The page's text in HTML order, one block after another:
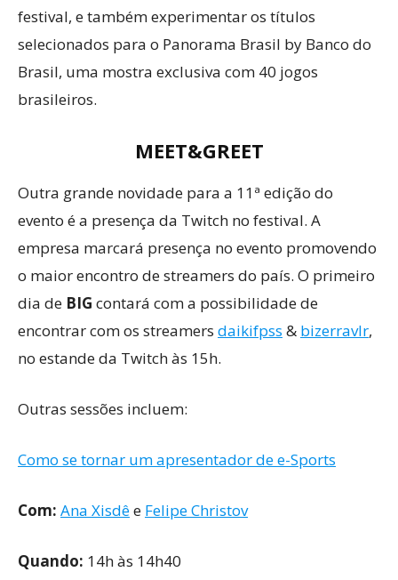
festival, e também experimentar os títulos
selecionados para o Panorama Brasil by Banco do
Brasil, uma mostra exclusiva com 40 jogos
brasileiros.
MEET&GREET
Outra grande novidade para a 11ª edição do
evento é a presença da Twitch no festival. A
empresa marcará presença no evento promovendo
o maior encontro de streamers do país. O primeiro
dia de BIG contará com a possibilidade de
encontrar com os streamers daikifpss & bizerravlr,
no estande da Twitch às 15h.
Outras sessões incluem:
Como se tornar um apresentador de e-Sports
Com: Ana Xisdêe Felipe Christov
Quando: 14h às 14h40